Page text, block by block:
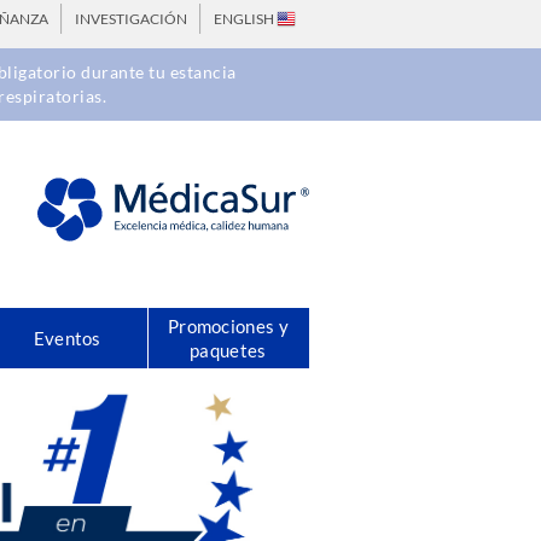
INVESTIGACIÓN ENGLISH
durante tu estancia
Eventos
Promociones y
paquetes